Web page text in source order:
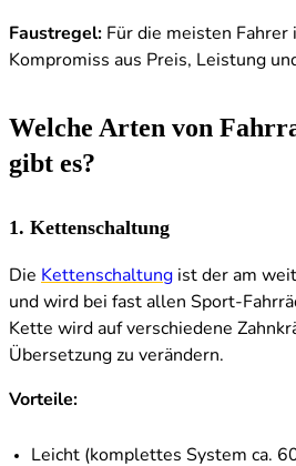
Faustregel: Für die meisten
Kompromiss aus Preis, Leistung
Welche Arten von
gibt es?
1. Kettenschaltung
Die Kettenschaltung ist der am
und wird bei fast allen Sport-
Kette wird auf verschiedene
Übersetzung zu verändern.
Vorteile:
Leicht (komplettes System ca.